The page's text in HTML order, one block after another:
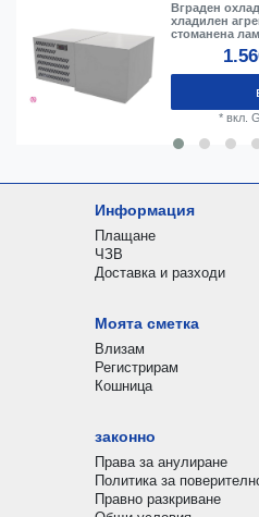
Вграден
хладилен
стоманена
* вкл.
Информация
Плащане
ЧЗВ
Доставка и разходи
Моята сметка
Влизам
Регистрирам
Кошница
законно
Права за анулиране
Политика за
Правно разкриване